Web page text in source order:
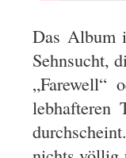
Das Album
Sehnsucht,
„Farewell“
lebhafteren